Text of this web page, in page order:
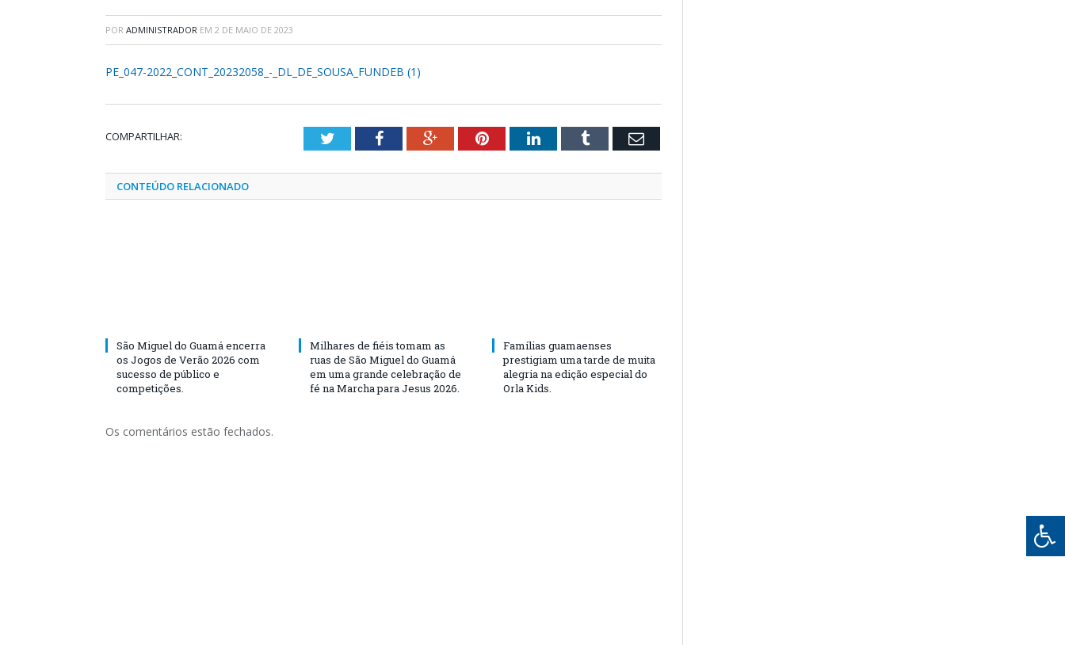
POR ADMINISTRADOR EM 2 DE MAIO DE 2023
PE_047-2022_CONT_20232058_-_DL_DE_SOUSA_FUNDEB (1)
COMPARTILHAR: TwitterFacebookGoogle+PinterestLinkedInTumblr Email
CONTEÚDO RELACIONADO
São Miguel do Guamá encerra
os Jogos de Verão 2026 com
sucesso de público e
competições.
Milhares de fiéis tomam as
ruas de São Miguel do Guamá
em uma grande celebração de
fé na Marcha para Jesus 2026.
Famílias guamaenses
prestigiam uma tarde de muita
alegria na edição especial do
Orla Kids.
Os comentários estão fechados.